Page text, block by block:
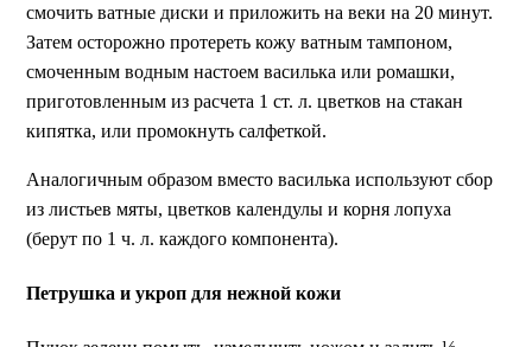
смочить ватные диски и приложить на веки на 20 минут.
Затем осторожно протереть кожу ватным тампоном,
смоченным водным настоем василька или ромашки,
приготовленным из расчета 1 ст. л. цветков на стакан
кипятка, или промокнуть салфеткой.
Аналогичным образом вместо василька используют сбор
из листьев мяты, цветков календулы и корня лопуха
(берут по 1 ч. л. каждого компонента).
Петрушка и укроп для нежной кожи